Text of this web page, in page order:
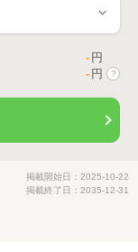
- 円
- 円 ?
掲載開始日：2025-10-22
掲載終了日：2035-12-31